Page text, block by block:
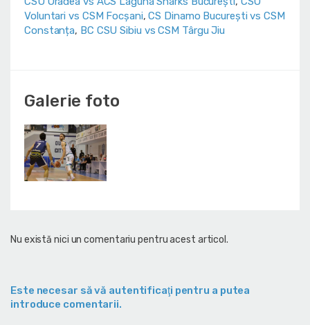
Voluntari vs CSM Focșani,CS Dinamo Bucureşti vs CSM
Constanța, BC CSU Sibiu vs CSM Târgu Jiu
Galerie foto
Nu există nici un comentariu pentru acest articol.
Este necesar să vă autentificaţi pentru a putea
introduce comentarii.